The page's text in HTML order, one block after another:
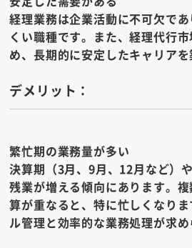
経理業務は企業活動に不可欠で
くい職種です。また、経理代行
め、長期的に安定したキャリアを
デメリット：
繁忙期の業務量が多い
決算期（3月、9月、12月など）
残業が増える傾向にあります。
算が重なると、特に忙しくなり
ル管理と効率的な業務処理が求め